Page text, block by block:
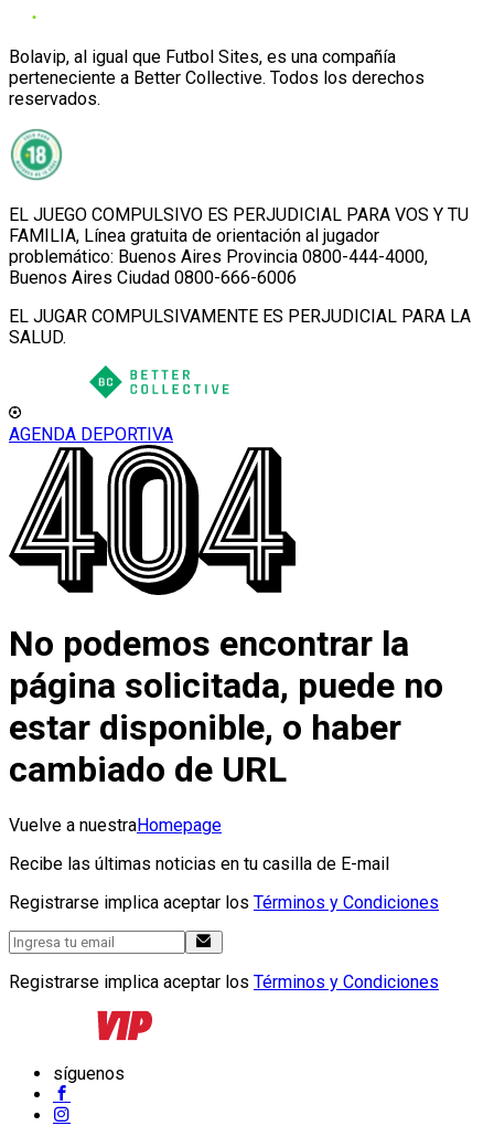
Bolavip, al igual que Futbol Sites, es una compañía
perteneciente a Better Collective. Todos los derechos
reservados.
EL JUEGO COMPULSIVO ES PERJUDICIAL PARA VOS Y TU
FAMILIA, Línea gratuita de orientación al jugador
problemático: Buenos Aires Provincia 0800-444-4000,
Buenos Aires Ciudad 0800-666-6006
EL JUGAR COMPULSIVAMENTE ES PERJUDICIAL PARA LA
SALUD.
AGENDA DEPORTIVA
No podemos encontrar la
página solicitada, puede no
estar disponible, o haber
cambiado de URL
Vuelve a nuestraHomepage
Recibe las últimas noticias en tu casilla de E-mail
Registrarse implica aceptar los Términos y Condiciones
Registrarse implica aceptar los Términos y Condiciones
síguenos